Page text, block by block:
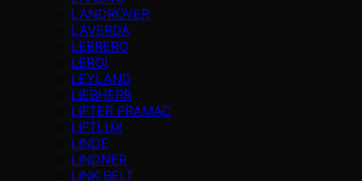
LANDROVER
LAVERDA
LEBRERO
LEROI
LEYLAND
LIEBHERR
LIFTER PRAMAC
LIFTLUX
LINDE
LINDNER
LINK BELT